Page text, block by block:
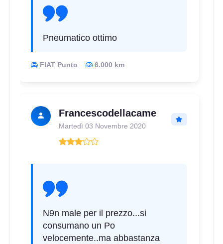
Pneumatico ottimo
FIAT Punto 6.000 km
Francescodellacame
Martedì 03 Novembre 2020
N9n male per il prezzo...si
consumano un Po
velocemente..ma abbastanza